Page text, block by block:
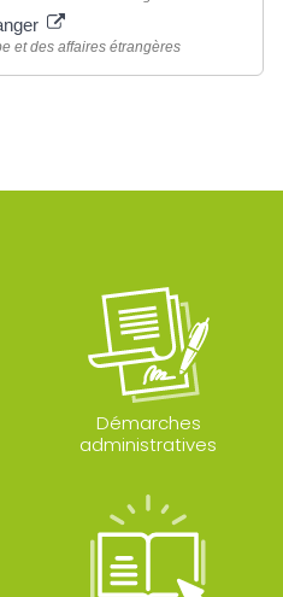
et des affaires étrangères
Démarches
administratives